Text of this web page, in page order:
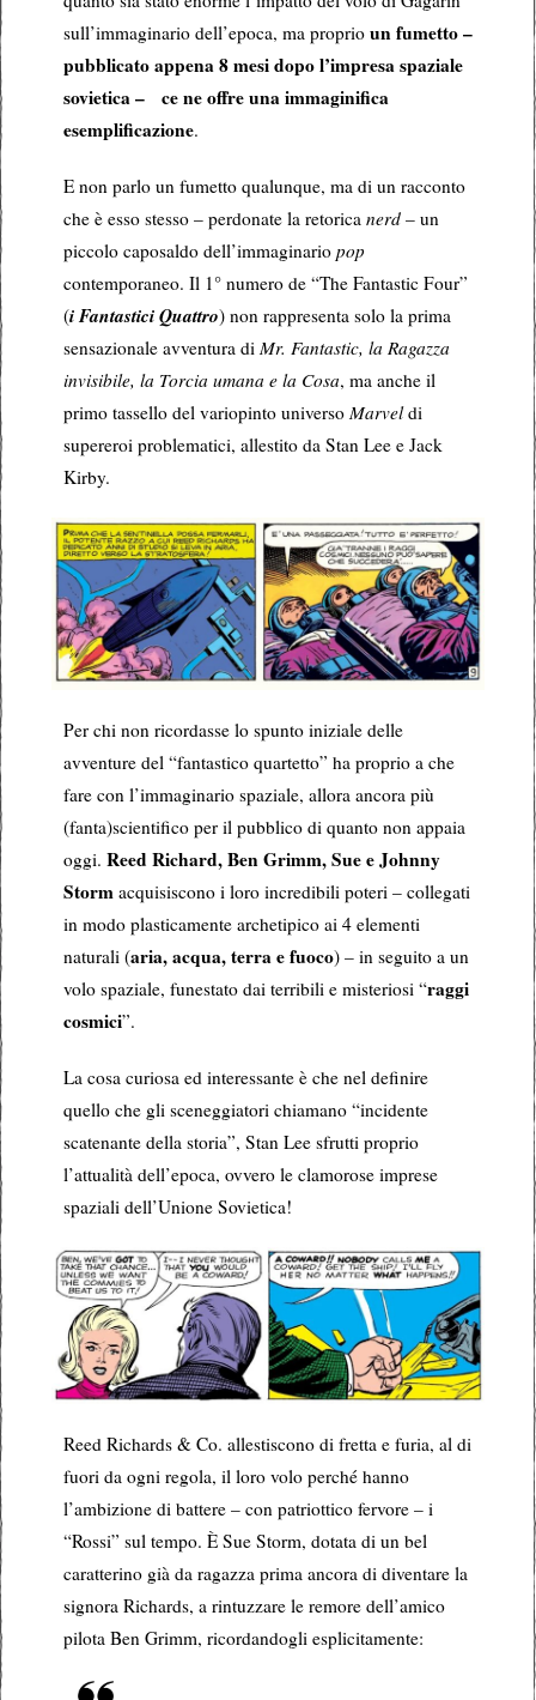
sull’immaginario dell’epoca, ma proprio un fumetto –
pubblicato appena 8 mesi dopo l’impresa spaziale
sovietica – ce ne offre una immaginifica
esemplificazione.
E non parlo un fumetto qualunque, ma di un racconto
che è esso stesso – perdonate la retorica nerd– un
piccolo caposaldo dell’immaginario pop
contemporaneo. Il 1° numero de “The Fantastic Four”
(i Fantastici Quattro) non rappresenta solo la prima
sensazionale avventura di Mr. Fantastic, la Ragazza
invisibile, la Torcia umana e la Cosa, ma anche il
primo tassello del variopinto universoMarveldi
supereroi problematici, allestito da Stan Lee e Jack
Kirby.
Per chi non ricordasse lo spunto iniziale delle
avventure del “fantastico quartetto” ha proprio a che
fare con l’immaginario spaziale, allora ancora più
(fanta)scientifico per il pubblico di quanto non appaia
oggi. Reed Richard, Ben Grimm, Sue e Johnny
Stormacquisiscono i loro incredibili poteri – collegati
in modo plasticamente archetipico ai 4 elementi
naturali (aria, acqua, terra e fuoco) – in seguito a un
volo spaziale, funestato dai terribili e misteriosi “raggi
cosmici”.
La cosa curiosa ed interessante è che nel definire
quello che gli sceneggiatori chiamano “incidente
scatenante della storia”, Stan Lee sfrutti proprio
l’attualità dell’epoca, ovvero le clamorose imprese
spaziali dell’Unione Sovietica!
Reed Richards & Co. allestiscono di fretta e furia, al di
fuori da ogni regola, il loro volo perché hanno
l’ambizione di battere – con patriottico fervore – i
“Rossi” sul tempo. È Sue Storm, dotata di un bel
caratterino già da ragazza prima ancora di diventare la
signora Richards, a rintuzzare le remore dell’amico
pilota Ben Grimm, ricordandogli esplicitamente: